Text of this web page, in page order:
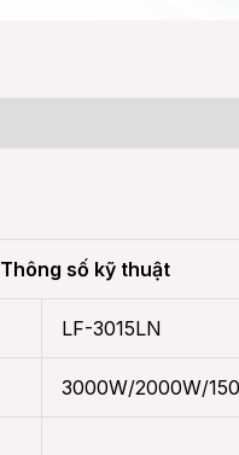
Thông số kỹ thuật
LF-3015LN
3000W/2000W/